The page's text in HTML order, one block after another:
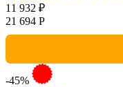
11 932 ₽
21 694 Р
-45%